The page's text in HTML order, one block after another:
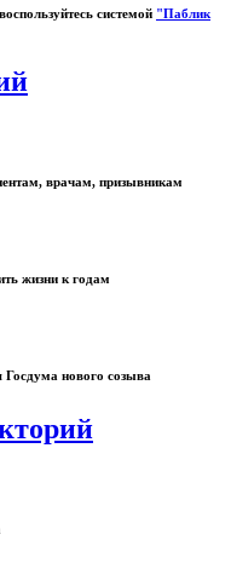
системой "Паблик
врачам, призывникам
жизни к годам
Госдума нового созыва